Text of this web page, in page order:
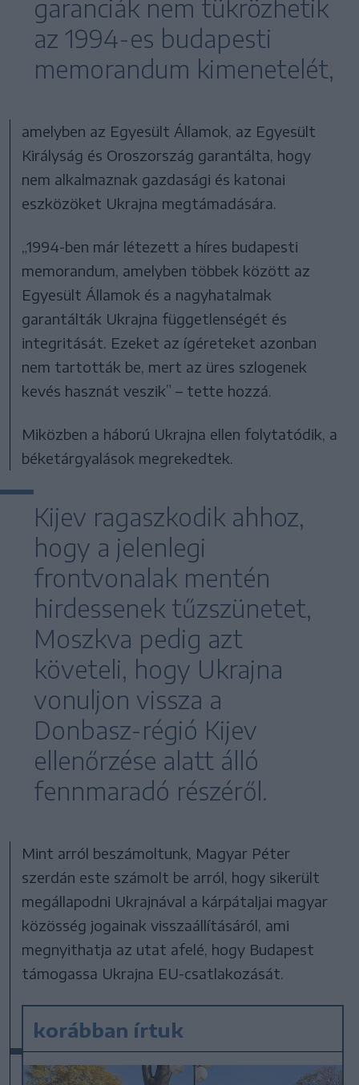
garanciák nem tükrözhetik
az 1994-es budapesti
memorandum kimenetelét,
amelyben az Egyesült Államok, az Egyesült
Királyság és Oroszország garantálta, hogy
nem alkalmaznak gazdasági és katonai
eszközöket Ukrajna megtámadására.
„1994-ben már létezett a híres budapesti
memorandum, amelyben többek között az
Egyesült Államok és a nagyhatalmak
garantálták Ukrajna függetlenségét és
integritását. Ezeket az ígéreteket azonban
nem tartották be, mert az üres szlogenek
kevés hasznát veszik” – tette hozzá.
Miközben a háború Ukrajna ellen folytatódik, a
béketárgyalások megrekedtek.
Kijev ragaszkodik ahhoz,
hogy a jelenlegi
frontvonalak mentén
hirdessenek tűzszünetet,
Moszkva pedig azt
követeli, hogy Ukrajna
vonuljon vissza a
Donbasz-régió Kijev
ellenőrzése alatt álló
fennmaradó részéről.
Mint arról beszámoltunk, Magyar Péter
szerdán este számolt be arról, hogy sikerült
megállapodni Ukrajnával a kárpátaljai magyar
közösség jogainak visszaállításáról, ami
megnyithatja az utat afelé, hogy Budapest
támogassa Ukrajna EU-csatlakozását.
korábban írtuk